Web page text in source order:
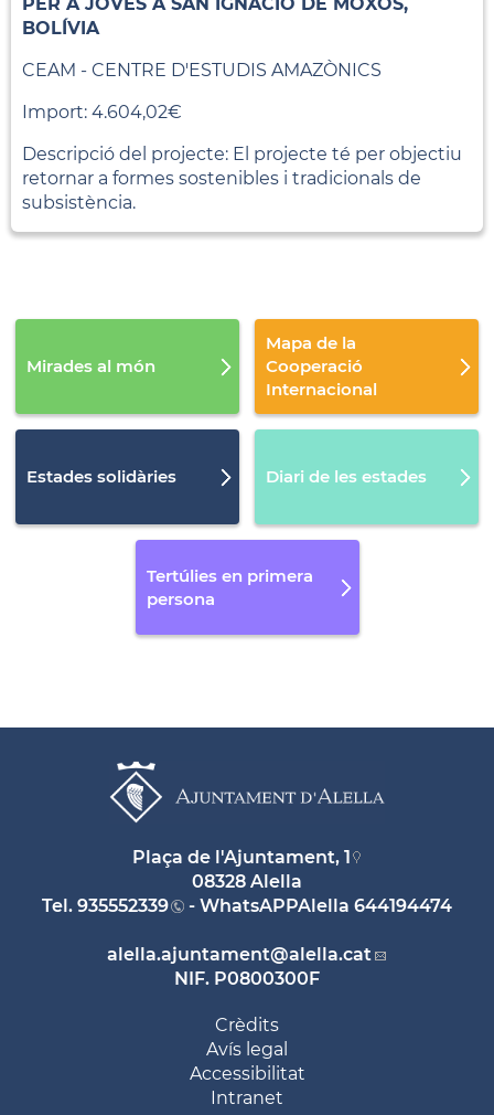
BOLÍVIA
CEAM - CENTRE D'ESTUDIS AMAZÒNICS
Import: 4.604,02€
Descripció del projecte: El projecte té per objectiu
retornar a formes sostenibles i tradicionals de
subsistència.
Mirades al món
Mapa de la
Cooperació
Internacional
Estades solidàries Diari de les estades
Tertúlies en primera
persona
Plaça de l'Ajuntament, 1
08328 Alella
Tel. 935552339 - WhatsAPPAlella 644194474
alella.ajuntament@alella.cat
NIF. P0800300F
Crèdits
Avís legal
Accessibilitat
Intranet